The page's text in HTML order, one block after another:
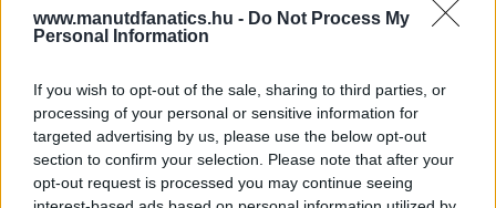
www.manutdfanatics.hu - Do Not Process My
Personal Information
If you wish to opt-out of the sale, sharing to third parties, or
processing of your personal or sensitive information for
targeted advertising by us, please use the below opt-out
section to confirm your selection. Please note that after your
opt-out request is processed you may continue seeing
Összegzés: elég hajtós meccs volt, de rossz volt nézni a
nulla. Reméljük, hogy az Arsenal ma nem talál fogást a
Spurs-on és a Birmingham is tehet egy szívességet. Adja
az ég, hogy maradjon legalább 6 pont elõnyünk. Nehéz
hajrá lesz...